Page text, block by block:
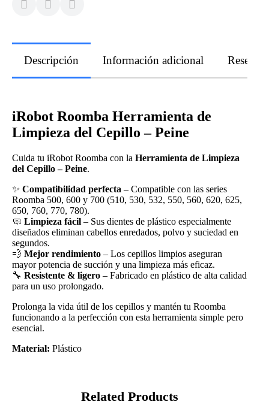
Descripción Información adicional Reseñas
iRobot Roomba Herramienta de
Limpieza del Cepillo – Peine
Cuida tu iRobot Roomba con la Herramienta de Limpieza
del Cepillo – Peine.
✨ Compatibilidad perfecta – Compatible con las series
Roomba 500, 600 y 700 (510, 530, 532, 550, 560, 620, 625,
650, 760, 770, 780).
🧼 Limpieza fácil – Sus dientes de plástico especialmente
diseñados eliminan cabellos enredados, polvo y suciedad en
segundos.
💨 Mejor rendimiento – Los cepillos limpios aseguran
mayor potencia de succión y una limpieza más eficaz.
🔧 Resistente & ligero – Fabricado en plástico de alta calidad
para un uso prolongado.
Prolonga la vida útil de los cepillos y mantén tu Roomba
funcionando a la perfección con esta herramienta simple pero
esencial.
Material: Plástico
Related Products